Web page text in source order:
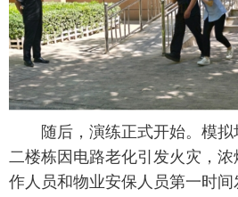
随后，演练正式开始。模拟
二楼栋因电路老化引发火灾，
作人员和物业安保人员第一时